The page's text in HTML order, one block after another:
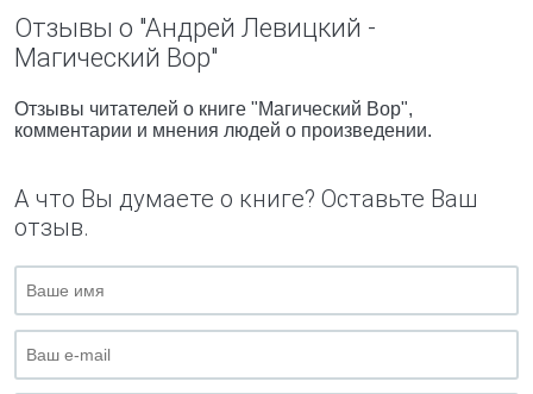
Отзывы о "Андрей Левицкий -
Магический Вор"
Отзывы читателей о книге "Магический Вор",
комментарии и мнения людей о произведении.
А что Вы думаете о книге? Оставьте Ваш
отзыв.